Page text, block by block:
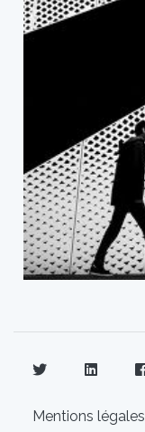
Mentions légales